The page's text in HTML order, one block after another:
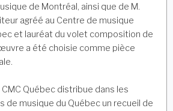
de Montréal, ainsi que de M.
agréé au Centre de musique
et lauréat du volet composition de
a été choisie comme pièce
Québec distribue dans les
de musique du Québec un recueil de